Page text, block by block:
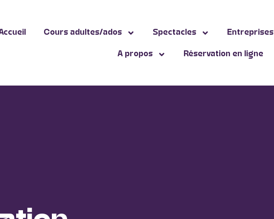
Cours adultes/ados Spectacles Entreprises
A propos Réservation en ligne